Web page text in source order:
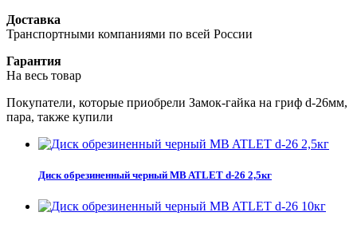
Доставка
Транспортными компаниями по всей России
Гарантия
На весь товар
Покупатели, которые приобрели Замок-гайка на гриф d-26мм,
пара, также купили
Диск обрезиненный черный MB ATLET d-26 2,5кг